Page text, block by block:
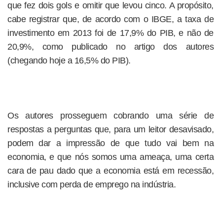
que fez dois gols e omitir que levou cinco. A propósito,
cabe registrar que, de acordo com o IBGE, a taxa de
investimento em 2013 foi de 17,9% do PIB, e não de
20,9%, como publicado no artigo dos autores
(chegando hoje a 16,5% do PIB).
Os autores prosseguem cobrando uma série de
respostas a perguntas que, para um leitor desavisado,
podem dar a impressão de que tudo vai bem na
economia, e que nós somos uma ameaça, uma certa
cara de pau dado que a economia está em recessão,
inclusive com perda de emprego na indústria.